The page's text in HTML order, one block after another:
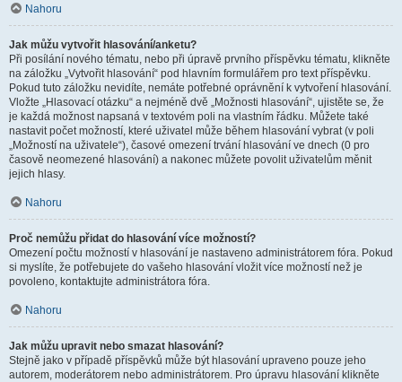
Nahoru
Jak můžu vytvořit hlasování/anketu?
Při posílání nového tématu, nebo při úpravě prvního příspěvku tématu, klikněte
na záložku „Vytvořit hlasování“ pod hlavním formulářem pro text příspěvku.
Pokud tuto záložku nevidíte, nemáte potřebné oprávnění k vytvoření hlasování.
Vložte „Hlasovací otázku“ a nejméně dvě „Možnosti hlasování“, ujistěte se, že
je každá možnost napsaná v textovém poli na vlastním řádku. Můžete také
nastavit počet možností, které uživatel může během hlasování vybrat (v poli
„Možností na uživatele“), časové omezení trvání hlasování ve dnech (0 pro
časově neomezené hlasování) a nakonec můžete povolit uživatelům měnit
jejich hlasy.
Nahoru
Proč nemůžu přidat do hlasování více možností?
Omezení počtu možností v hlasování je nastaveno administrátorem fóra. Pokud
si myslíte, že potřebujete do vašeho hlasování vložit více možností než je
povoleno, kontaktujte administrátora fóra.
Nahoru
Jak můžu upravit nebo smazat hlasování?
Stejně jako v případě příspěvků může být hlasování upraveno pouze jeho
autorem, moderátorem nebo administrátorem. Pro úpravu hlasování klikněte